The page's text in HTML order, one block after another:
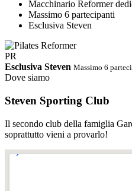
Macchinario Reformer
Massimo 6 partecipanti
Esclusiva Steven
PR
Esclusiva Steven Massimo 6
Dove siamo
Steven Sporting Club
Il secondo club della famiglia
soprattutto vieni a provarlo!
PDF